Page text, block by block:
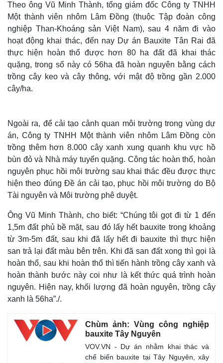
Theo ông Vũ Minh Thành, tổng giám đốc Công ty TNHH
Một thành viên nhôm Lâm Đồng (thuộc Tập đoàn công
nghiệp Than-Khoáng sản Việt Nam), sau 4 năm đi vào
hoạt động khai thác, đến nay Dự án Bauxite Tân Rai đã
thực hiện hoàn thổ được hơn 80 ha đất đã khai thác
quặng, trong số này có 56ha đã hoàn nguyên bằng cách
trồng cây keo và cây thông, với mật độ trồng gần 2.000
cây/ha.
Ngoài ra, để cải tạo cảnh quan môi trường trong vùng dự
án, Công ty TNHH Một thành viên nhôm Lâm Đồng còn
trồng thêm hơn 8.000 cây xanh xung quanh khu vực hồ
bùn đỏ và Nhà máy tuyển quặng. Công tác hoàn thổ, hoàn
nguyên phục hồi môi trường sau khai thác đều được thực
hiện theo đúng Đề án cải tạo, phục hồi môi trường do Bộ
Tài nguyên và Môi trường phê duyệt.
Ông Vũ Minh Thành, cho biết: “Chúng tôi gọt đi từ 1 đến
1,5m đất phủ bề mặt, sau đó lấy hết bauxite trong khoảng
từ 3m-5m đất, sau khi đã lấy hết đi bauxite thì thực hiện
san trả lại đất màu bên trên. Khi đã san đất xong thì gọi là
hoàn thổ, sau khi hoàn thổ thì tiến hành trồng cây xanh và
hoàn thành bước này coi như là kết thức quá trình hoàn
nguyên. Hiện nay, khối lượng đã hoàn nguyên, trồng cây
xanh là 56ha”./.
Chùm ảnh: Vùng công nghiệp
bauxite Tây Nguyên
VOV.VN - Dự án nhằm khai thác và
chế biến bauxite tại Tây Nguyên, xây